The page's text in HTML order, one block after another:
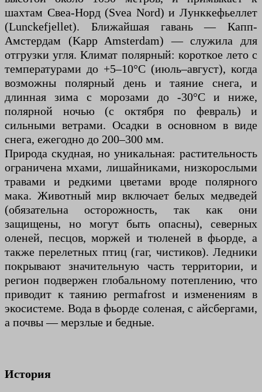
шахтам Свеа-Норд (Svea Nord) и Лунккефьеллет
(Lunckefjellet). Ближайшая гавань — Капп-
Амстердам (Kapp Amsterdam) — служила для
отгрузки угля. Климат полярный: короткое лето с
температурами до +5–10°C (июль–август), когда
возможны полярный день и таяние снега, и
длинная зима с морозами до -30°C и ниже,
полярной ночью (с октября по февраль) и
сильными ветрами. Осадки в основном в виде
снега, ежегодно до 200–300 мм.
Природа скудная, но уникальная: растительность
ограничена мхами, лишайниками, низкорослыми
травами и редкими цветами вроде полярного
мака. Животный мир включает белых медведей
(обязательна осторожность, так как они
защищены, но могут быть опасны), северных
оленей, песцов, моржей и тюленей в фьорде, а
также перелетных птиц (гаг, чистиков). Ледники
покрывают значительную часть территории, и
регион подвержен глобальному потеплению, что
приводит к таянию permafrost и изменениям в
экосистеме. Вода в фьорде соленая, с айсбергами,
а почвы — мерзлые и бедные.
История